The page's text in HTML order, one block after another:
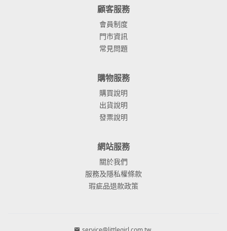
顧客服務
會員制度
門市資訊
常見問題
購物服務
購買說明
出貨說明
發票說明
網站服務
關於我們
服務及隱私權條款
瑕疵品退款政策